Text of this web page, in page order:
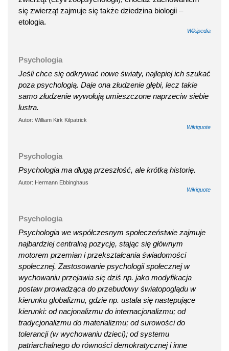
się zwierząt zajmuje się także dziedzina biologii –
etologia.
Wikipedia
Psychologia
Jeśli chce się odkrywać nowe światy, najlepiej ich szukać
poza psychologią. Daje ona złudzenie głębi, lecz takie
samo złudzenie wywołują umieszczone naprzeciw siebie
lustra.
Autor: William Kirk Kilpatrick
Wikiquote
Psychologia
Psychologia ma długą przeszłość, ale krótką historię.
Autor: Hermann Ebbinghaus
Wikiquote
Psychologia
Psychologia we współczesnym społeczeństwie zajmuje
najbardziej centralną pozycję, stając się głównym
motorem przemian i przekształcania świadomości
społecznej. Zastosowanie psychologii społecznej w
wychowaniu przejawia się dziś np. jako modyfikacja
postaw prowadząca do przebudowy światopoglądu w
kierunku globalizmu, gdzie np. ustala się następujące
kierunki: od nacjonalizmu do internacjonalizmu; od
tradycjonalizmu do materializmu; od surowości do
tolerancji (w wychowaniu dzieci); od systemu
patriarchalnego do równości demokratycznej i inne